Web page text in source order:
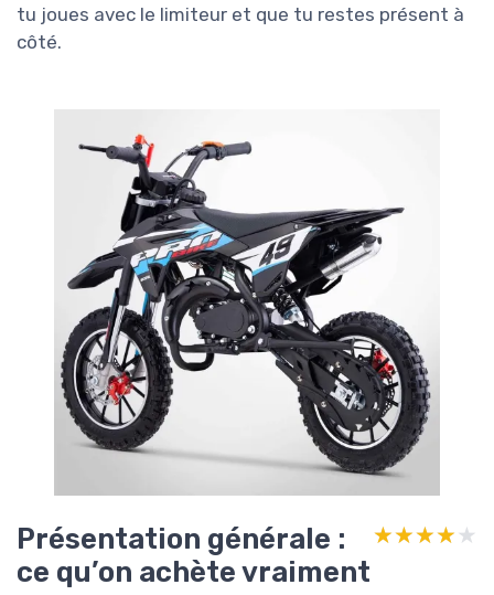
tu joues avec le limiteur et que tu restes présent à
côté.
Présentation générale :
ce qu’on achète vraiment
★★★★★
★★★★★